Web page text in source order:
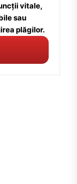
vitale,
sau
plăgilor.